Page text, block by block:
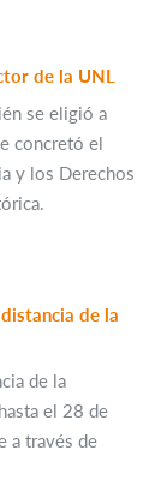
de la UNL
se eligió a
concretó el
y los Derechos
de la
de la
el 28 de
a través de